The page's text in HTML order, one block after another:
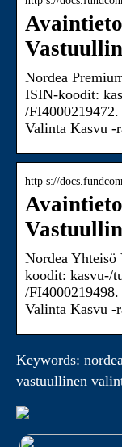
Nordea
ISIN-koodit:
/
Valinta Kasvu -
http s://
Nordea
koodit: kasvu-/
/
Valinta Kasvu -
Keywords:
vastuullinen